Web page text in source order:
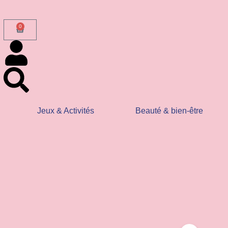
en
sont
0
Jeux & Activités Beauté & bien-être